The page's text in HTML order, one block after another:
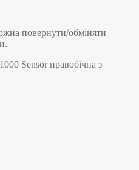
повернути/обміняти
Sensor правобічна з